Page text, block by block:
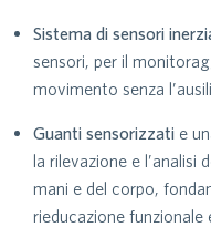
Sistema di sensori
sensori, per il
movimento senza
Guanti sensorizzati e
la rilevazione e
mani e del corpo,
rieducazione